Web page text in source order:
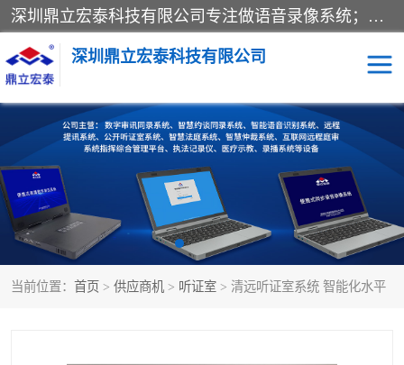
深圳鼎立宏泰科技有限公司专注做语音录像系统；主要服务有：约谈室同步录音录像系统、设计数字询问同步录音录像、数字约谈室同步录音录像、公开听证室、智慧庭审、智能语音识别转写、远程提讯（提审）、记录仪、远程指挥综合管理平台、录播系统等
深圳鼎立宏泰科技有限公司
当前位置： 首页 > 供应商机 > 听证室 > 清远听证室系统 智能化水平
同步录音录像设备 便携式审讯设备
数字法庭 听证室
远程提讯 语音识别